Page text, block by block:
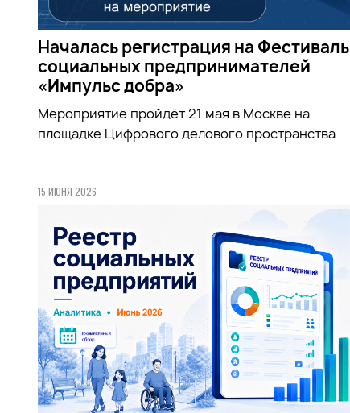
Началась регистрация на Фестиваль
социальных предпринимателей
«Импульс добра»
Мероприятие пройдёт 21 мая в Москве на
площадке Цифрового делового пространства
15 ИЮНЯ 2026